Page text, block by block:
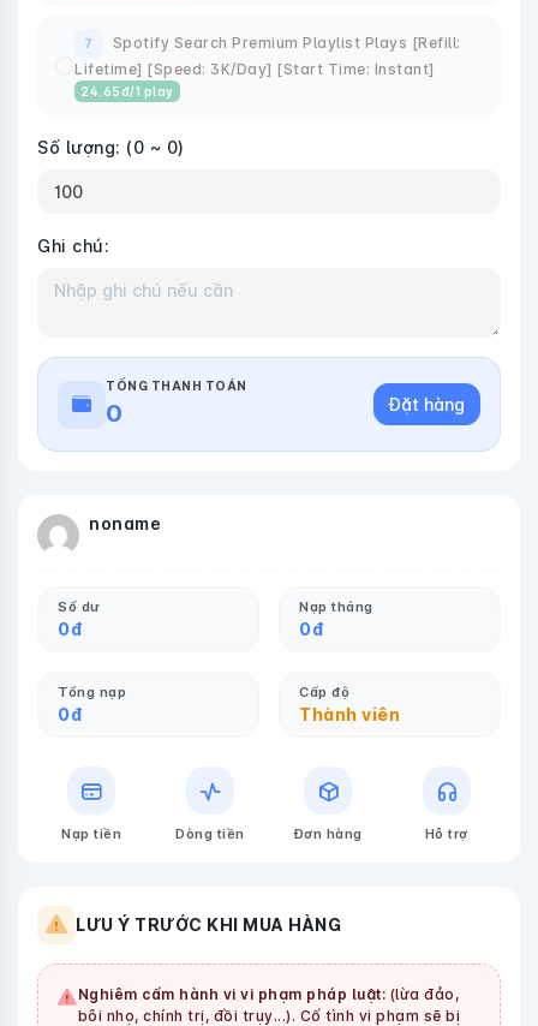
7
Spotify Search Premium Playlist Plays [Refill:
Lifetime] [Speed: 3K/Day] [Start Time: Instant]
24.65 đ/1 play
Số lượng: (0 ~ 0)
Ghi chú:
TỔNG THANH TOÁN
0 Đặt hàng
noname
Số dư
0đ
Nạp tháng
0đ
Tổng nạp
0đ
Cấp độ
Thành viên
Nạp tiền Dòng tiền Đơn hàng Hỗ trợ
LƯU Ý TRƯỚC KHI MUA HÀNG
Nghiêm cấm hành vi vi phạm pháp luật: (lừa đảo,
bôi nhọ, chính trị, đồi trụy...). Cố tình vi phạm sẽ bị